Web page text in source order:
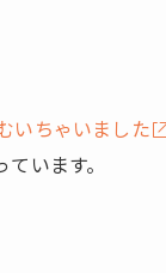
いちゃいました
います。